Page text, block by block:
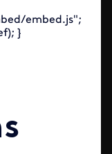
embed.js";
}